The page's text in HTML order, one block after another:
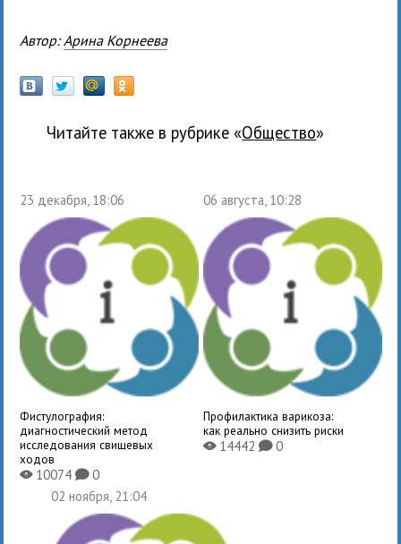
Автор: Арина Корнеева
Читайте также в рубрике « общество»
23 декабря, 18:06
Фистулография:
диагностический метод
исследования свищевых
ходов
X10074K0
06 августа, 10:28
Профилактика варикоза:
как реально снизить риски
X14442 K0
02 ноября, 21:04